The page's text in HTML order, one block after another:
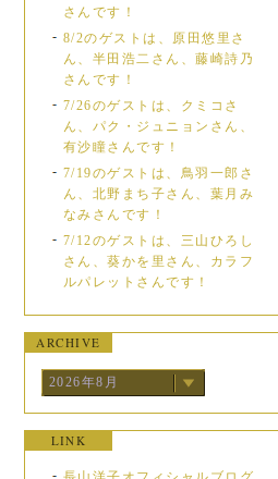
さんです！
8/2のゲストは、原田悠里さ
ん、半田浩二さん、藤崎詩乃
さんです！
7/26のゲストは、クミコさ
ん、パク・ジュニョンさん、
有沙瞳さんです！
7/19のゲストは、鳥羽一郎さ
ん、北野まち子さん、葉月み
なみさんです！
7/12のゲストは、三山ひろし
さん、葵かを里さん、カラフ
ルパレットさんです！
ARCHIVE
2026年8月
LINK